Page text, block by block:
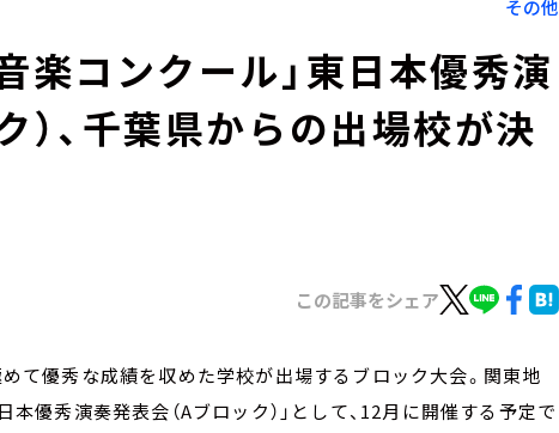
その他
楽コンクール」東日本優秀演
）、千葉県からの出場校が決
この記事をシェア
めて優秀な成績を収めた学校が出場するブロック大会。関東地
優秀演奏発表会（Aブロック）」として、12月に開催する予定で